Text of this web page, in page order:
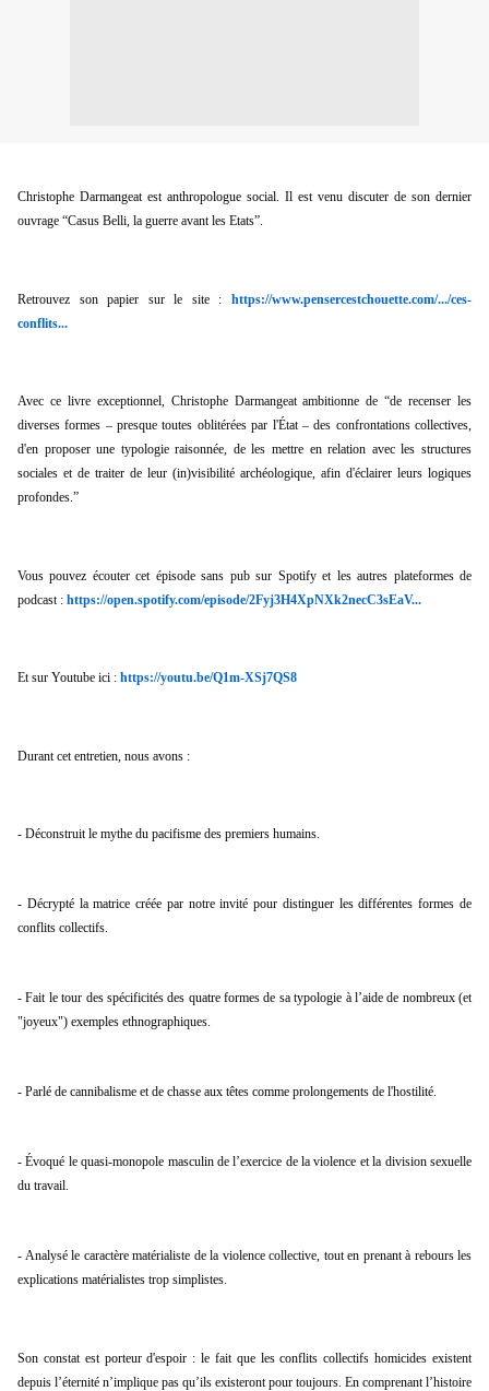
Christophe Darmangeat est anthropologue social. Il est venu discuter de son dernier
ouvrage “Casus Belli, la guerre avant les Etats”.
Retrouvez son papier sur le site : https://www.pensercestchouette.com/.../ces-
conflits...
Avec ce livre exceptionnel, Christophe Darmangeat ambitionne de “de recenser les
diverses formes – presque toutes oblitérées par l'État – des confrontations collectives,
d'en proposer une typologie raisonnée, de les mettre en relation avec les structures
sociales et de traiter de leur (in)visibilité archéologique, afin d'éclairer leurs logiques
profondes.”
Vous pouvez écouter cet épisode sans pub sur Spotify et les autres plateformes de
podcast : https://open.spotify.com/episode/2Fyj3H4XpNXk2necC3sEaV...
Et sur Youtube ici : https://youtu.be/Q1m-XSj7QS8
Durant cet entretien, nous avons :
- Déconstruit le mythe du pacifisme des premiers humains.
- Décrypté la matrice créée par notre invité pour distinguer les différentes formes de
conflits collectifs.
- Fait le tour des spécificités des quatre formes de sa typologie à l’aide de nombreux (et
"joyeux") exemples ethnographiques.
- Parlé de cannibalisme et de chasse aux têtes comme prolongements de l'hostilité.
- Évoqué le quasi-monopole masculin de l’exercice de la violence et la division sexuelle
du travail.
- Analysé le caractère matérialiste de la violence collective, tout en prenant à rebours les
explications matérialistes trop simplistes.
Son constat est porteur d'espoir : le fait que les conflits collectifs homicides existent
depuis l’éternité n’implique pas qu’ils existeront pour toujours. En comprenant l’histoire